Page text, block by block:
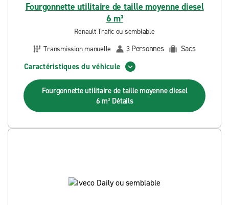
Fourgonnette utilitaire de taille moyenne diesel
6 m³
Renault Trafic ou semblable
Transmission manuelle
3 Personnes
Sacs
Caractéristiques du véhicule
Fourgonnette utilitaire de taille moyenne diesel
6 m³ Détails